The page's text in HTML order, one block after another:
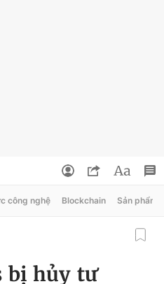
công nghệ Blockchain Sản phẩm
bị hủy tư